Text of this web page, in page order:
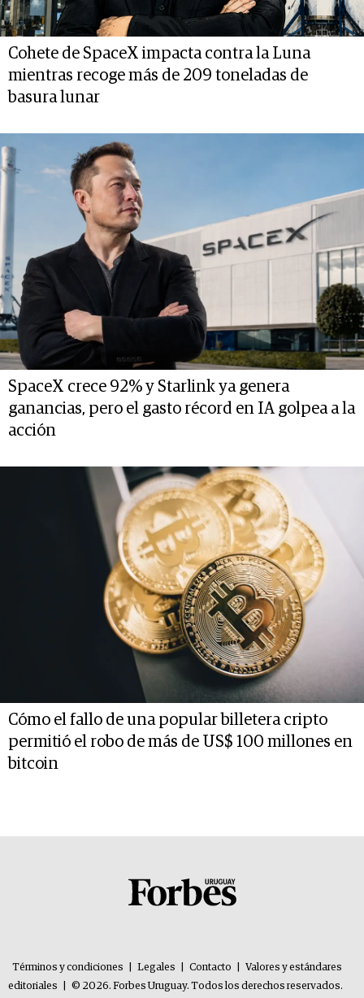
Cohete de SpaceX impacta contra la Luna
mientras recoge más de 209 toneladas de
basura lunar
SpaceX crece 92% y Starlink ya genera
ganancias, pero el gasto récord en IA golpea a la
acción
Cómo el fallo de una popular billetera cripto
permitió el robo de más de US$ 100 millones en
bitcoin
Términos y condiciones Legales Contacto
Valores y estándares
editoriales
© 2026. Forbes Uruguay. Todos los derechos reservados.